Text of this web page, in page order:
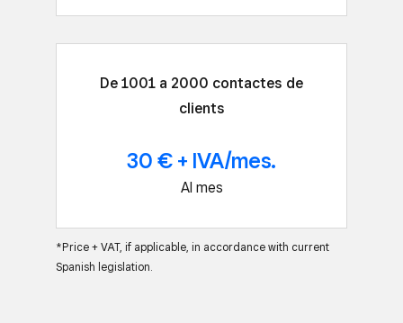
De 1001 a 2000 contactes de
clients
30 € + IVA/mes.
Al mes
*Price + VAT, if applicable, in accordance with current
Spanish legislation.